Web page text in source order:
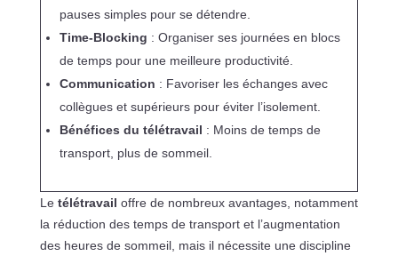
pauses simples pour se détendre.
Time-Blocking : Organiser ses journées en blocs
de temps pour une meilleure productivité.
Communication : Favoriser les échanges avec
collègues et supérieurs pour éviter l’isolement.
Bénéfices du télétravail : Moins de temps de
transport, plus de sommeil.
Le télétravail offre de nombreux avantages, notamment
la réduction des temps de transport et l’augmentation
des heures de sommeil, mais il nécessite une discipline